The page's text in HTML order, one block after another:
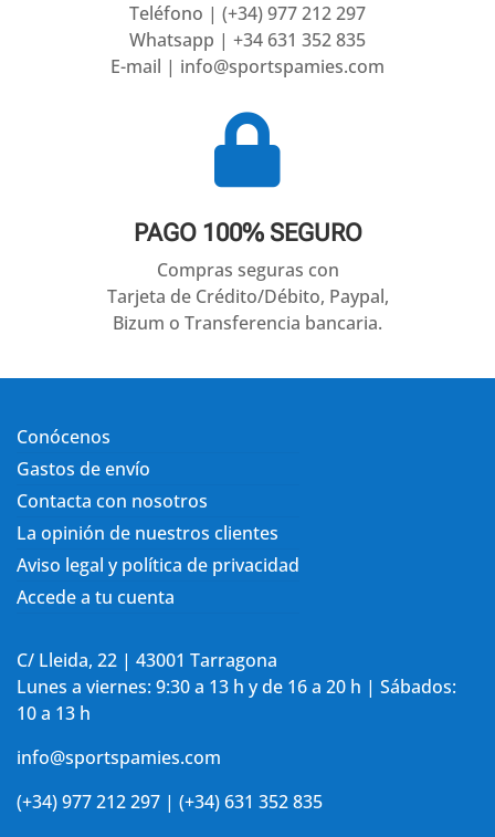
Teléfono | (+34) 977 212 297
Whatsapp | +34 631 352 835
E-mail | info@sportspamies.com

PAGO 100% SEGURO
Compras seguras con
Tarjeta de Crédito/Débito, Paypal,
Bizum o Transferencia bancaria.
Conócenos
Gastos de envío
Contacta con nosotros
La opinión de nuestros clientes
Aviso legal y política de privacidad
Accede a tu cuenta
C/ Lleida, 22 | 43001 Tarragona
Lunes a viernes: 9:30 a 13 h y de 16 a 20 h | Sábados:
10 a 13 h
info@sportspamies.com
(+34) 977 212 297 | (+34) 631 352 835